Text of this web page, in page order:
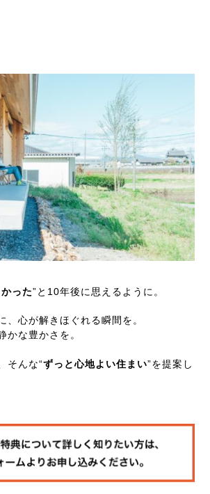
った”と10年後に思えるように。
、心が解きほぐれる瞬間を。
かな豊かさを。
そんな“ずっと心地よい住まい”を提案し